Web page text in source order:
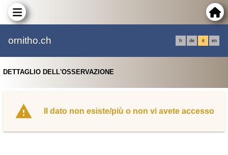
ornitho.ch fr de it en
DETTAGLIO DELL'OSSERVAZIONE
Il dato non esiste/più o non vi avete accesso